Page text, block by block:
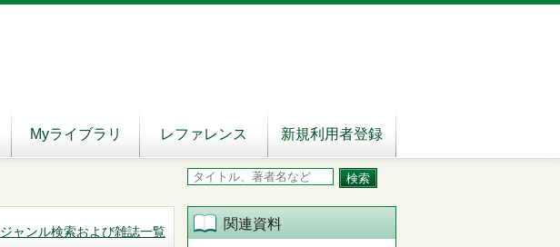
Myライブラリ レファレンス 新規利用者登録
ジャンル検索および雑誌一覧
関連資料